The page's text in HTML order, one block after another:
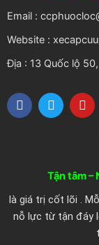
Email :
Website :
Địa : 13 Quốc lộ
F
a
T
w
r
Y
o
e
Tận tâm –
là giá trị cốt lõi .
nỗ lực từ tận đáy